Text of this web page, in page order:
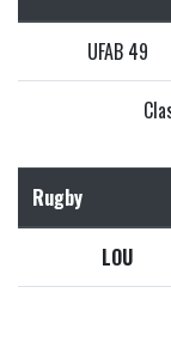
UFAB 49
Rugby
LOU